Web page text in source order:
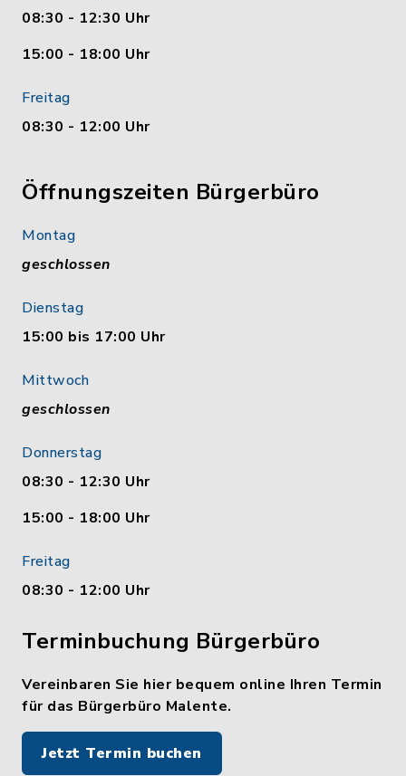
08:30 - 12:30 Uhr
15:00 - 18:00 Uhr
Freitag
08:30 - 12:00 Uhr
Öffnungszeiten Bürgerbüro
Montag
geschlossen
Dienstag
15:00 bis 17:00 Uhr
Mittwoch
geschlossen
Donnerstag
08:30 - 12:30 Uhr
15:00 - 18:00 Uhr
Freitag
08:30 - 12:00 Uhr
Terminbuchung Bürgerbüro
Vereinbaren Sie hier bequem online Ihren Termin
für das Bürgerbüro Malente.
Jetzt Termin buchen